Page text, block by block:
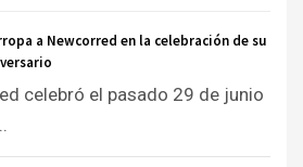
a Newcorred en la celebración de su
celebró el pasado 29 de junio